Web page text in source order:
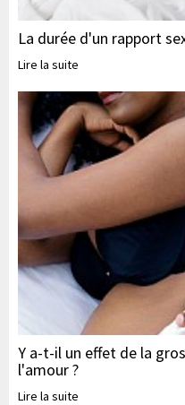
La durée d'un rapport
Lire la suite
Y a-t-il un effet de la
l'amour ?
Lire la suite